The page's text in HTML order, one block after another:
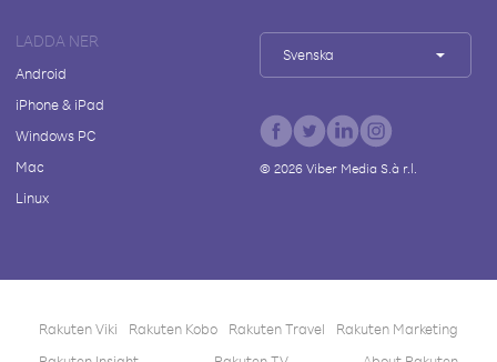
LADDA NER
Android
iPhone & iPad
Windows PC
Mac
Linux
Svenska
© 2026Viber Media S.à r.l.
Rakuten Viki Rakuten Kobo Rakuten Travel
Rakuten Marketing